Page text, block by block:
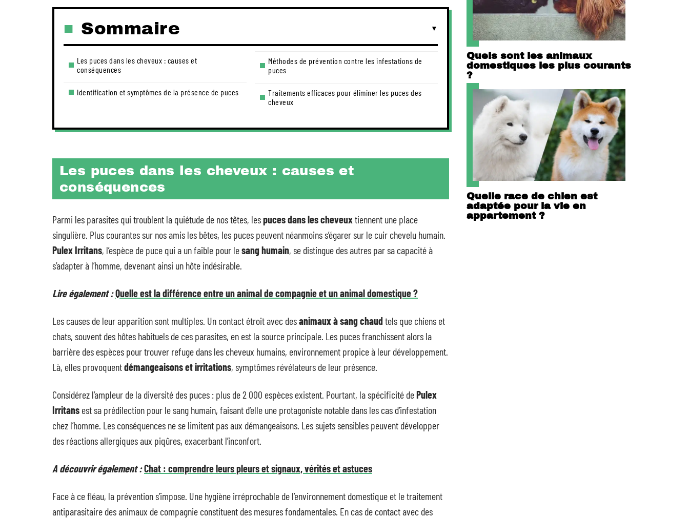
Sommaire
Les puces dans les cheveux : causes et
conséquences
Identification et symptômes de la présence de puces
Méthodes de prévention contre les infestations de
puces
Traitements efficaces pour éliminer les puces des
cheveux
Les puces dans les cheveux : causes et
conséquences
Parmi les parasites qui troublent la quiétude de nos têtes, lespuces dans les cheveuxtiennent une place
singulière. Plus courantes sur nos amis les bêtes, les puces peuvent néanmoins s’égarer sur le cuir chevelu humain.
Pulex Irritans, l’espèce de puce qui a un faible pour lesang humain, se distingue des autres par sa capacité à
s’adapter à l’homme, devenant ainsi un hôte indésirable.
Lire également :Quelle est la différence entre un animal de compagnie et un animal domestique ?
Les causes de leur apparition sont multiples. Un contact étroit avec desanimaux à sang chaudtels que chiens et
chats, souvent des hôtes habituels de ces parasites, en est la source principale. Les puces franchissent alors la
barrière des espèces pour trouver refuge dans les cheveux humains, environnement propice à leur développement.
Là, elles provoquentdémangeaisons et irritations, symptômes révélateurs de leur présence.
Considérez l’ampleur de la diversité des puces : plus de 2 000 espèces existent. Pourtant, la spécificité dePulex
Irritans est sa prédilection pour le sang humain, faisant d’elle une protagoniste notable dans les cas d’infestation
chez l’homme. Les conséquences ne se limitent pas aux démangeaisons. Les sujets sensibles peuvent développer
des réactions allergiques aux piqûres, exacerbant l’inconfort.
A découvrir également :Chat : comprendre leurs pleurs et signaux, vérités et astuces
Face à ce fléau, la prévention s’impose. Une hygiène irréprochable de l’environnement domestique et le traitement
antiparasitaire des animaux de compagnie constituent des mesures fondamentales. En cas de contact avec des
Quels sont les animaux
domestiques les plus courants
?
Quelle race de chien est
adaptée pour la vie en
appartement ?